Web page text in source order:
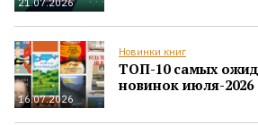
16.07.2026
Новинки книг
ТОП-10 самых
новинок июля-2026